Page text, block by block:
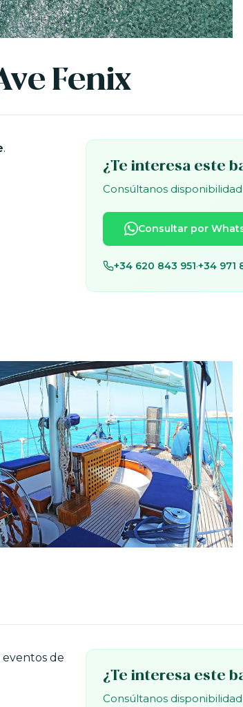
Fenix
.
¿Te interesa este
Consúltanos
Consultar por
+34 620 843 951·+34 971
eventos de
¿Te interesa este
Consúltanos